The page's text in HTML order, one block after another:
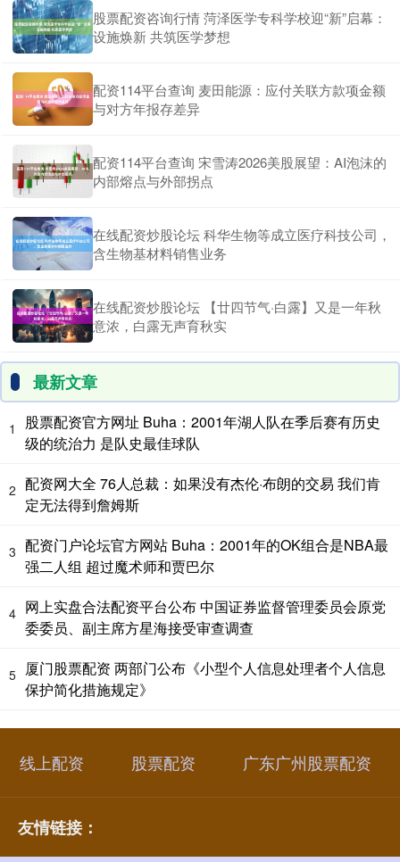
股票配资咨询行情 菏泽医学专科学校迎“新”启幕：
设施焕新 共筑医学梦想
配资114平台查询 麦田能源：应付关联方款项金额
与对方年报存差异
配资114平台查询 宋雪涛2026美股展望：AI泡沫的
内部熔点与外部拐点
在线配资炒股论坛 科华生物等成立医疗科技公司，
含生物基材料销售业务
在线配资炒股论坛 【廿四节气·白露】又是一年秋
意浓，白露无声育秋实
最新文章
1
股票配资官方网址 Buha：2001年湖人队在季后赛有历史
级的统治力 是队史最佳球队
2 配资网大全 76人总裁：如果没有杰伦·布朗的交易 我们肯
定无法得到詹姆斯
3 配资门户论坛官方网站 Buha：2001年的OK组合是NBA最
强二人组 超过魔术师和贾巴尔
4 网上实盘合法配资平台公布 中国证券监督管理委员会原党
委委员、副主席方星海接受审查调查
5 厦门股票配资 两部门公布《小型个人信息处理者个人信息
保护简化措施规定》
线上配资 股票配资 广东广州股票配资
友情链接：